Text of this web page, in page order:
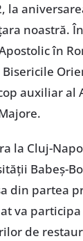
la
noastră.
în
auxiliar
la Cluj-
Babeș-
din partea
va
de